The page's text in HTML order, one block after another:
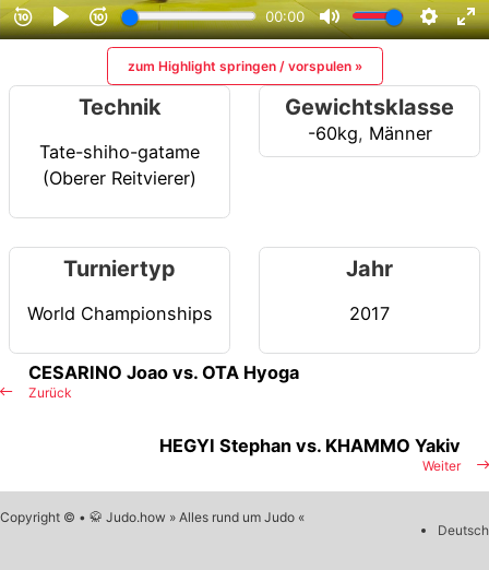
zum Highlight springen / vorspulen »
Technik
Tate-shiho-gatame
(Oberer Reitvierer)
Gewichtsklasse
-60kg, Männer
Turniertyp
World Championships
Jahr
2017
Zurück
CESARINO Joao vs. OTA Hyoga
Weiter
HEGYI Stephan vs. KHAMMO Yakiv
Copyright © • 🥋 Judo.how » Alles rund um Judo «
Deutsch